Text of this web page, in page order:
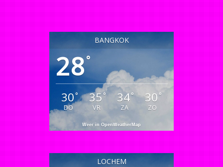
BANGKOK
28°
30°
DO
35°
VR
34°
ZA
30 °
ZO
Weer in OpenWeatherMap
LOCHEM